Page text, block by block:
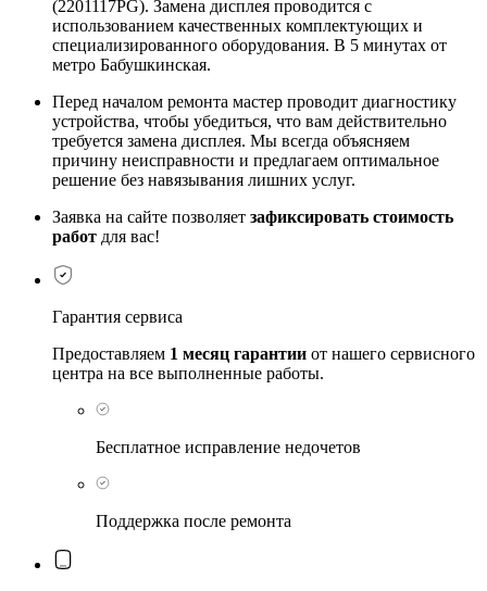
(2201117PG). Замена дисплея проводится с
использованием качественных комплектующих и
специализированного оборудования. В 5 минутах от
метро Бабушкинская.
Перед началом ремонта мастер проводит диагностику
устройства, чтобы убедиться, что вам действительно
требуется замена дисплея. Мы всегда объясняем
причину неисправности и предлагаем оптимальное
решение без навязывания лишних услуг.
Заявка на сайте позволяет зафиксировать стоимость
работ для вас!
Гарантия сервиса
Предоставляем 1 месяц гарантии от нашего сервисного
центра на все выполненные работы.
Бесплатное исправление недочетов
Поддержка после ремонта